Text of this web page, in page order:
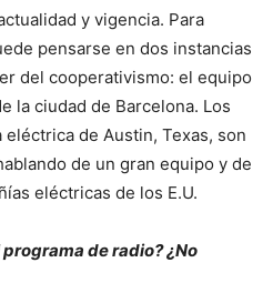
y vigencia. Para
pensarse en dos instancias
del cooperativismo: el equipo
la ciudad de Barcelona. Los
de Austin, Texas, son
de un gran equipo y de
eléctricas de los E.U.
de radio? ¿No